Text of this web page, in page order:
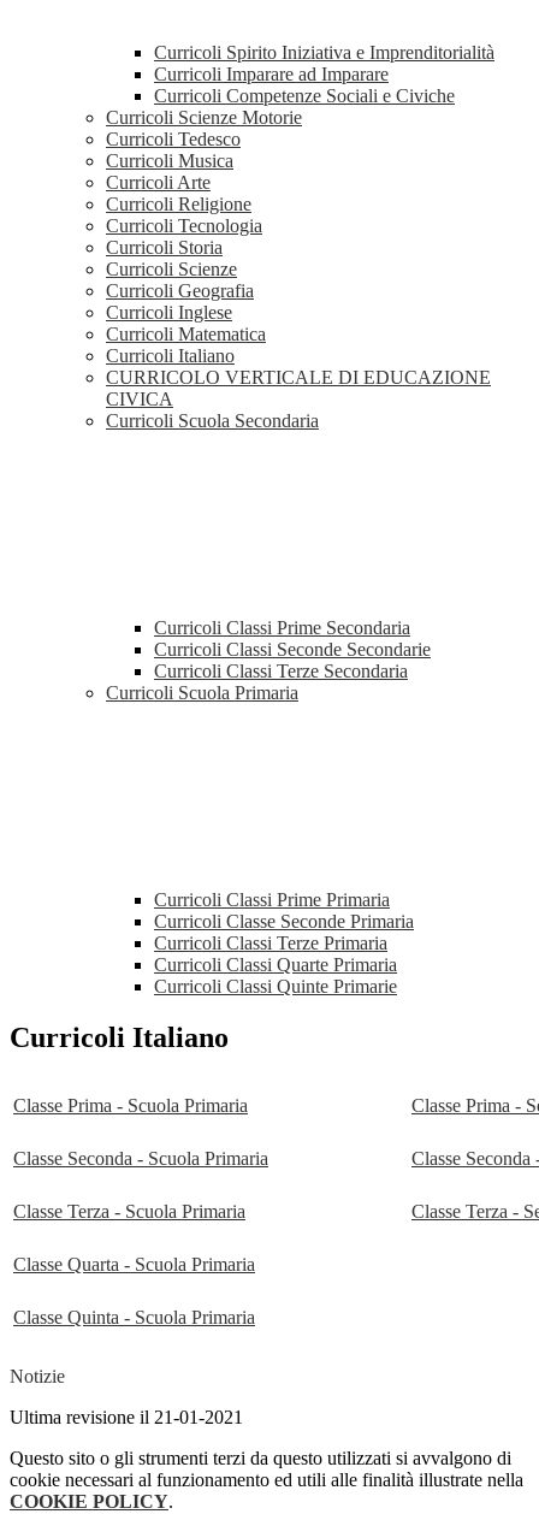
Curricoli Spirito Iniziativa e Imprenditorialità
Curricoli Imparare ad Imparare
Curricoli Competenze Sociali e Civiche
Curricoli Scienze Motorie
Curricoli Tedesco
Curricoli Musica
Curricoli Arte
Curricoli Religione
Curricoli Tecnologia
Curricoli Storia
Curricoli Scienze
Curricoli Geografia
Curricoli Inglese
Curricoli Matematica
Curricoli Italiano
CURRICOLO VERTICALE DI EDUCAZIONE
CIVICA
Curricoli Scuola Secondaria
Curricoli Classi Prime Secondaria
Curricoli Classi Seconde Secondarie
Curricoli Classi Terze Secondaria
Curricoli Scuola Primaria
Curricoli Classi Prime Primaria
Curricoli Classe Seconde Primaria
Curricoli Classi Terze Primaria
Curricoli Classi Quarte Primaria
Curricoli Classi Quinte Primarie
Curricoli Italiano
Classe Prima - Scuola Primaria Classe Prima -
Classe Seconda - Scuola Primaria Classe
Classe Terza - Scuola Primaria Classe Terza -
Classe Quarta - Scuola Primaria
Classe Quinta - Scuola Primaria
Notizie
Ultima revisione il 21-01-2021
Questo sito o gli strumenti terzi da questo utilizzati si avvalgono di
cookie necessari al funzionamento ed utili alle finalità illustrate nella
COOKIE POLICY.